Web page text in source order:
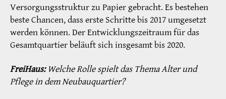
Versorgungsstruktur zu Papier gebracht. Es bestehen
beste Chancen, dass erste Schritte bis 2017 umgesetzt
werden können. Der Entwicklungszeitraum für das
Gesamtquartier beläuft sich insgesamt bis 2020.
FreiHaus:Welche Rolle spielt das Thema Alter und
Pflege in dem Neubauquartier?